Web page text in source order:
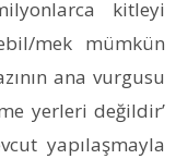
kitleyi
mek mümkün
ana vurgusu
yerleri değildir’
yapılaşmayla